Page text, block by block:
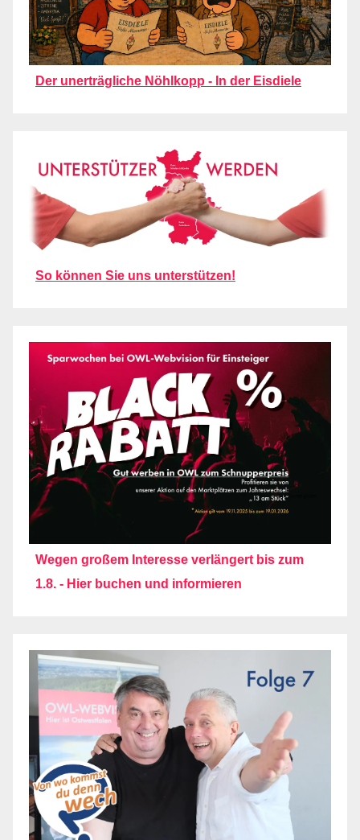
Der unerträgliche Nöhlkopp - In der Eisdiele
So können Sie uns unterstützen!
Wegen großem Interesse verlängert bis zum
1.8. - Hier buchen und informieren